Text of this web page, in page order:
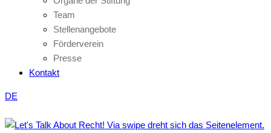
Team
Stellenangebote
Förderverein
Presse
Kontakt
DE